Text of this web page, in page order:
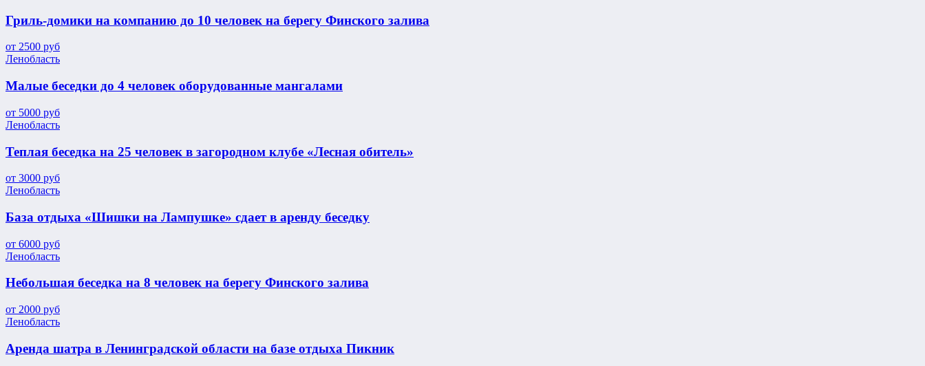
Гриль-домики на компанию до 10 человек на берегу Финского залива
от 2500 руб
Ленобласть
Малые беседки до 4 человек оборудованные мангалами
от 5000 руб
Ленобласть
Теплая беседка на 25 человек в загородном клубе «Лесная обитель»
от 3000 руб
Ленобласть
База отдыха «Шишки на Лампушке» сдает в аренду беседку
от 6000 руб
Ленобласть
Небольшая беседка на 8 человек на берегу Финского залива
от 2000 руб
Ленобласть
Аренда шатра в Ленинградской области на базе отдыха Пикник